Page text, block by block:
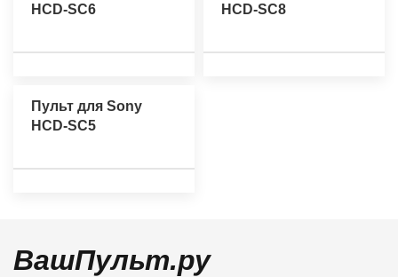
HCD-SC6
HCD-SC8
Пульт для Sony
HCD-SC5
ВашПульт.ру